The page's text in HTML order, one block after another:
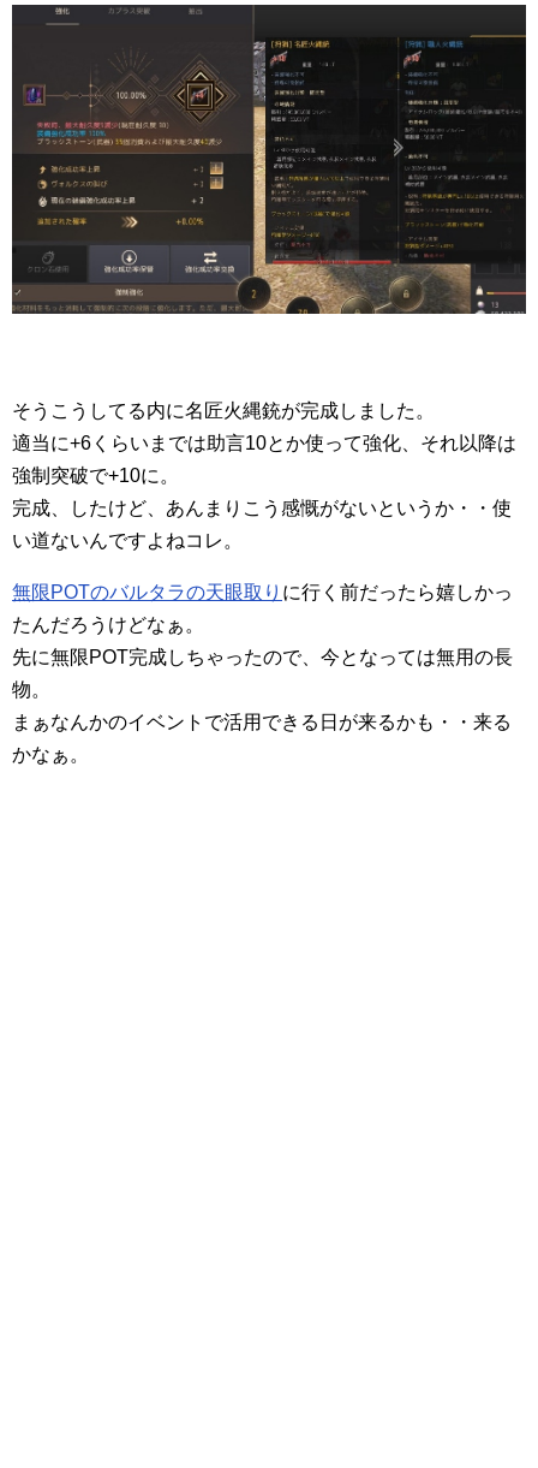
そうこうしてる内に名匠火縄銃が完成しました。
適当に+6くらいまでは助言10とか使って強化、それ以降は
強制突破で+10に。
完成、したけど、あんまりこう感慨がないというか・・使
い道ないんですよねコレ。
無限POTのバルタラの天眼取り に行く前だったら嬉しかっ
たんだろうけどなぁ。
先に無限POT完成しちゃったので、今となっては無用の長
物。
まぁなんかのイベントで活用できる日が来るかも・・来る
かなぁ。